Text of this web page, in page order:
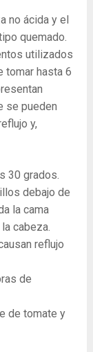
no ácida y el
quemado.
utilizados
tomar hasta 6
se pueden
y,
30 grados.
debajo de
la cama
cabeza.
reflujo
de
de tomate y